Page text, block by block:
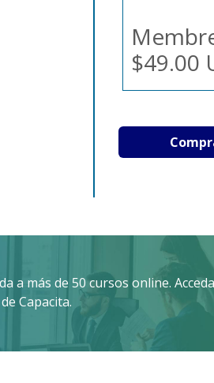
$49.00
a más de 50 cursos online.
Capacita.